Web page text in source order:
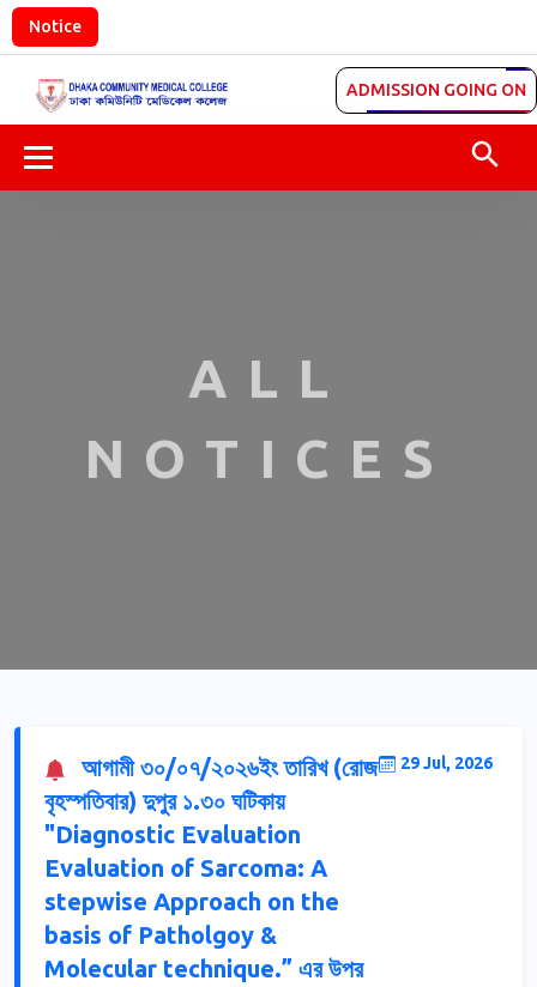
Notice
ADMISSION GOING ON
ALL NOTICES
আগামী ৩০/০৭/২০২৬ইং তারিখ (রোজ
বৃহস্পতিবার) দুপুর ১.৩০ ঘটিকায়
"Diagnostic Evaluation
Evaluation of Sarcoma: A
stepwise Approach on the
basis of Patholgoy &
Molecular technique.” এর উপর
29 Jul, 2026